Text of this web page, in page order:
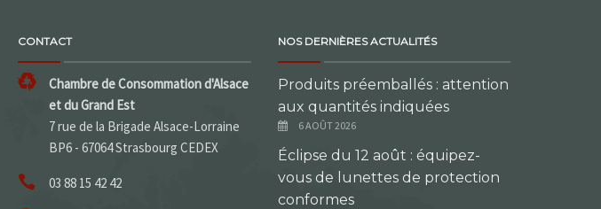
CONTACT
Chambre de Consommation d'Alsace
et du Grand Est
7 rue de la Brigade Alsace-Lorraine
BP6 - 67064 Strasbourg CEDEX
03 88 15 42 42
NOS DERNIÈRES ACTUALITÉS
Produits préemballés : attention
aux quantités indiquées
6 AOÛT 2026
Éclipse du 12 août : équipez-
vous de lunettes de protection
conformes